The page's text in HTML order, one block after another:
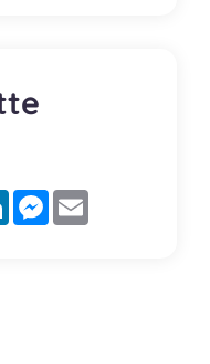
LinkedInMessenger